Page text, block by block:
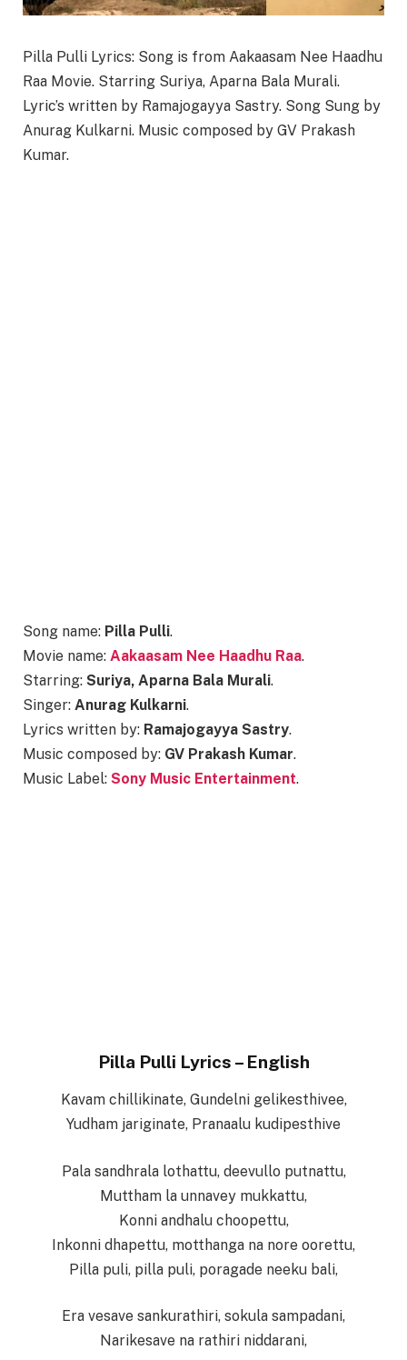
Pilla Pulli Lyrics: Song is from Aakaasam Nee Haadhu
Raa Movie. Starring Suriya, Aparna Bala Murali.
Lyric’s written by Ramajogayya Sastry. Song Sung by
Anurag Kulkarni. Music composed by GV Prakash
Kumar.
Song name: Pilla Pulli.
Movie name: Aakaasam Nee Haadhu Raa.
Starring: Suriya, Aparna Bala Murali.
Singer: Anurag Kulkarni.
Lyrics written by: Ramajogayya Sastry.
Music composed by: GV Prakash Kumar.
Music Label: Sony Music Entertainment.
Pilla Pulli Lyrics – English
Kavam chillikinate, Gundelni gelikesthivee,
Yudham jariginate, Pranaalu kudipesthive
Pala sandhrala lothattu, deevullo putnattu,
Muttham la unnavey mukkattu,
Konni andhalu choopettu,
Inkonni dhapettu, motthanga na nore oorettu,
Pilla puli, pilla puli, poragade neeku bali,
Era vesave sankurathiri, sokula sampadani,
Narikesave na rathiri niddarani,